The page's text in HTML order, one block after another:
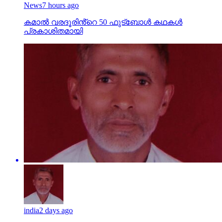
News7 hours ago
കമാൽ വരദൂരിൻ്റെ 50 ഫുട്ബോൾ കഥകൾ
പ്രകാശിതമായി
india2 days ago